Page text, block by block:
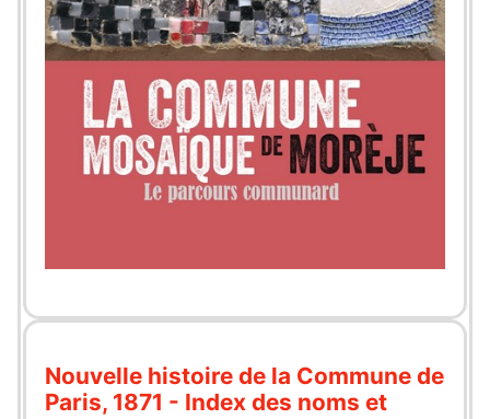
Nouvelle histoire de la Commune de
Paris, 1871 - Index des noms et